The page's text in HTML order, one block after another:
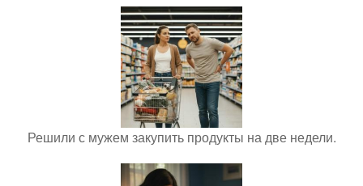
Решили с мужем закупить продукты на две недели.